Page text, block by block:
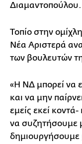
Διαμαντοπούλου.
Τοπίο στην
Νέα Αριστερά
των βουλευτών
«Η ΝΔ μπορεί να
και να μην
εμείς εκεί
να συζητήσουμε
δημιουργήσουμε